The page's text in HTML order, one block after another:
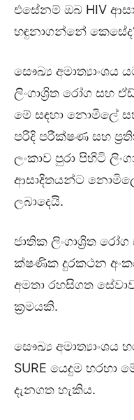
එසේනම් ඔබ HIV
හඳුනාගන්නේ
සෞඛ්‍ය අමාත්‍යාංශය
ලිංගාශ්‍රිත රෝග සහ
මේ සඳහා නොමිලේ
පරිදි පරීක්ෂණ සහ
ලංකාව පුරා පිහිටි
ආසාදිතයන්ට
ලබාදෙයි.
ජාතික ලිංගාශ්‍රිත
ක්ෂණික දුරකථන
අමතා රහසිගත
ක්‍රමයකි.
සෞඛ්‍ය අමාත්‍යාංශය
SURE යෙදුම
දැනගත හැකිය.